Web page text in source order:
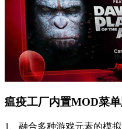
瘟疫工厂内置MOD菜单
1、融合多种游戏元素的模